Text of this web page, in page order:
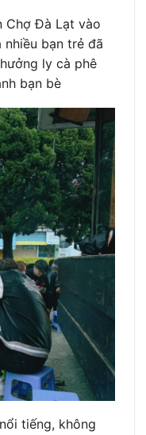
Chợ Đà Lạt vào
nhiều bạn trẻ đã
ly cà phê
bạn bè
tiếng, không